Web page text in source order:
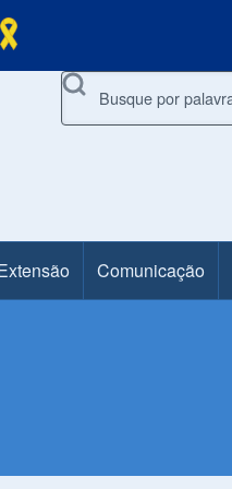
Search
Comunicação